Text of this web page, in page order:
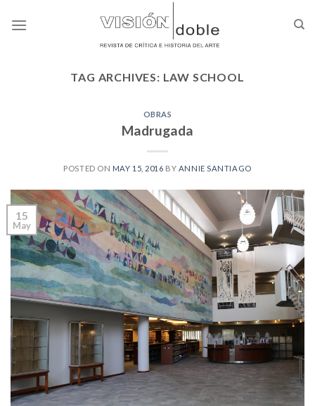
TAG ARCHIVES: LAW SCHOOL
OBRAS
Madrugada
POSTED ON MAY 15, 2016 BY ANNIE SANTIAGO
15
May